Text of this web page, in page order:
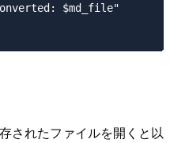
$md_file"
されたファイルを開くと以